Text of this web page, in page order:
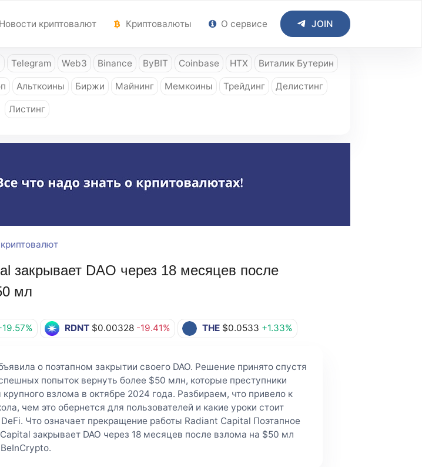
Новости криптовалют Криптовалюты О сервисе JOIN
Telegram Web3 Binance ByBIT Coinbase HTX Виталик Бутерин
Альткоины Биржи Майнинг Мемкоины Трейдинг Делистинг
Листинг
закрывает DAO через 18 месяцев после
мл
RDNT $0.00328 -19.41% THE $0.0533 +1.33%
о поэтапном закрытии своего DAO. Решение принято спустя
попыток вернуть более $50 млн, которые преступники
взлома в октябре 2024 года. Разбираем, что привело к
чем это обернется для пользователей и какие уроки стоит
Что означает прекращение работы Radiant Capital Поэтапное
закрывает DAO через 18 месяцев после взлома на $50 мл